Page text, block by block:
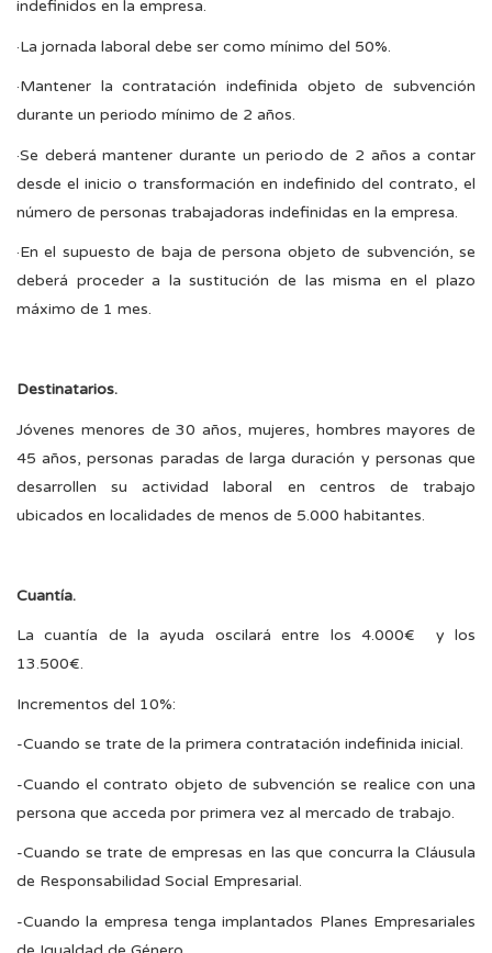
indefinidos en la empresa.
·La jornada laboral debe ser como mínimo del 50%.
·Mantener la contratación indefinida objeto de subvención
durante un periodo mínimo de 2 años.
·Se deberá mantener durante un periodo de 2 años a contar
desde el inicio o transformación en indefinido del contrato, el
número de personas trabajadoras indefinidas en la empresa.
·En el supuesto de baja de persona objeto de subvención, se
deberá proceder a la sustitución de las misma en el plazo
máximo de 1 mes.
Destinatarios.
Jóvenes menores de 30 años, mujeres, hombres mayores de
45 años, personas paradas de larga duración y personas que
desarrollen su actividad laboral en centros de trabajo
ubicados en localidades de menos de 5.000 habitantes.
Cuantía.
La cuantía de la ayuda oscilará entre los 4.000€ y los
13.500€.
Incrementos del 10%:
-Cuando se trate de la primera contratación indefinida inicial.
-Cuando el contrato objeto de subvención se realice con una
persona que acceda por primera vez al mercado de trabajo.
-Cuando se trate de empresas en las que concurra la Cláusula
de Responsabilidad Social Empresarial.
-Cuando la empresa tenga implantados Planes Empresariales